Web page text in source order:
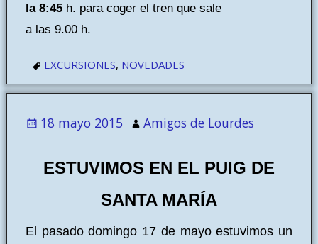
la 8:45h. para coger el tren que sale
a las 9.00 h.
EXCURSIONES, NOVEDADES
18 mayo 2015 Amigos de Lourdes
ESTUVIMOS EN EL PUIG DE
SANTA MARÍA
El pasado domingo 17 de mayo estuvimos un